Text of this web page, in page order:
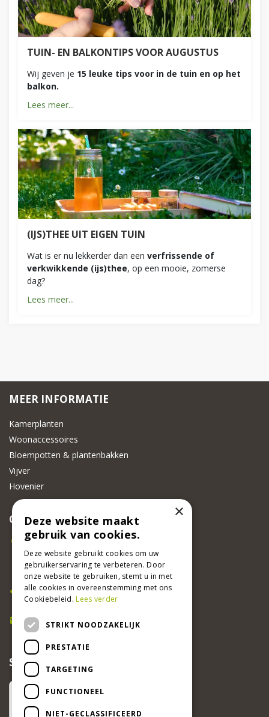
TUIN- EN BALKONTIPS VOOR AUGUSTUS
Wij geven je 15 leuke tips voor in de tuin en op het
balkon.
Lees meer...
(IJS)THEE UIT EIGEN TUIN
Wat is er nu lekkerder dan een verfrissende of
verkwikkende (ijs)thee, op een mooie, zomerse
dag?
Lees meer...
MEER INFORMATIE
Kamerplanten
Woonaccessoires
Bloempotten & plantenbakken
Vijver
Hovenier
CONTACT
Beeker Tuincentrum
Adsteeg 31
6191 PW Beek
Bel ons
046 437 2881
E-mail
info@beekertuincentrum.nl
SCHRIJF EEN RECENSIE EN WIN!
×
Deze website maakt
gebruik van cookies.
Deze website gebruikt cookies om uw
gebruikerservaring te verbeteren. Door
onze website te gebruiken, stemt u in met
alle cookies in overeenstemming met ons
Cookiebeleid.Lees verder
STRIKT NOODZAKELIJK
PRESTATIE
TARGETING
FUNCTIONEEL
NIET-GECLASSIFICEERD